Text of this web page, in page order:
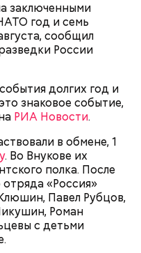
заключенными
год и семь
сообщил
России
долгих год и
знаковое событие,
РИА Новости.
в обмене, 1
. Во Внукове их
полка. После
«Россия»
Павел Рубцов,
Роман
с детьми
Кондрахин назвал
и напитки, которые
из организма
лучше не есть:
и защищает от
полезен кресс-салат